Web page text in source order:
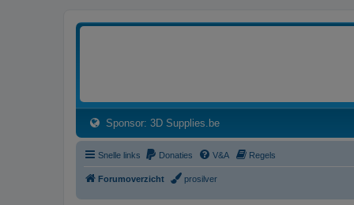
Sponsor: 3D Supplies.be(Opens a new tab)
Snelle links Donaties V&A Regels
Forumoverzicht prosilver